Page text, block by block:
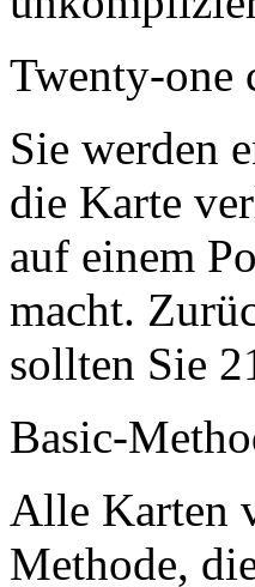
Twenty-one
Sie werden
die Karte
auf einem
macht.
sollten Sie
Basic-
Alle Karten
Methode,